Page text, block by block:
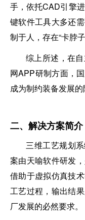
手，依托CAD引擎
键软件工具大多还
制于人，存在“卡脖子
综上所述，在自
网APP研制方面，
成为制约装备发展
二、解决方案简介
三维工艺规划系
案由天喻软件研发
借助于虚拟仿真技
工艺过程，输出结
厂发展的必然要求。